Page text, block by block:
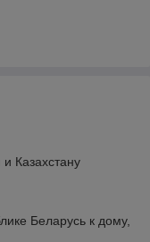
Казахстану
Беларусь к дому,